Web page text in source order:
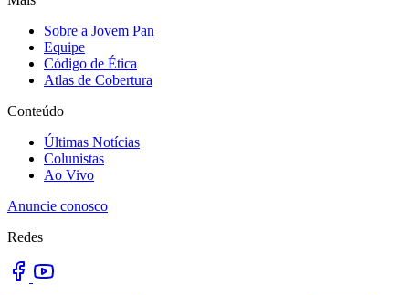
Sobre a Jovem Pan
Equipe
Código de Ética
Atlas de Cobertura
Conteúdo
Últimas Notícias
Colunistas
Ao Vivo
Anuncie conosco
Redes